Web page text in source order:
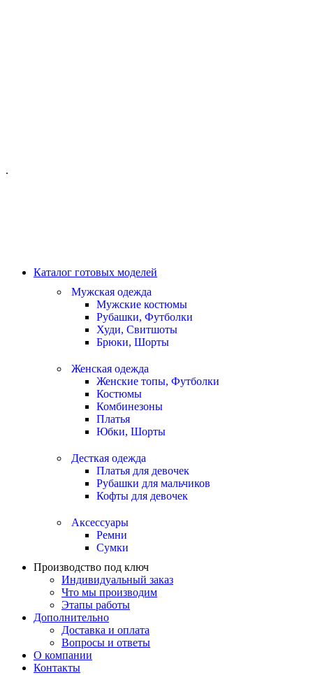
.
Каталог готовых моделей
Мужская одежда
Мужские костюмы
Рубашки, Футболки
Худи, Свитшоты
Брюки, Шорты
Женская одежда
Женские топы, Футболки
Костюмы
Комбинезоны
Платья
Юбки, Шорты
Десткая одежда
Платья для девочек
Рубашки для мальчиков
Кофты для девочек
Аксессуары
Ремни
Сумки
Производство под ключ
Индивидуальный заказ
Что мы производим
Этапы работы
Дополнительно
Доставка и оплата
Вопросы и ответы
О компании
Контакты